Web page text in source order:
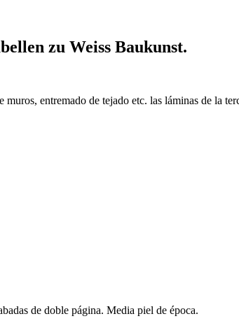
zu Weiss Baukunst.
entremado de tejado etc. las láminas de la
de doble página. Media piel de época.